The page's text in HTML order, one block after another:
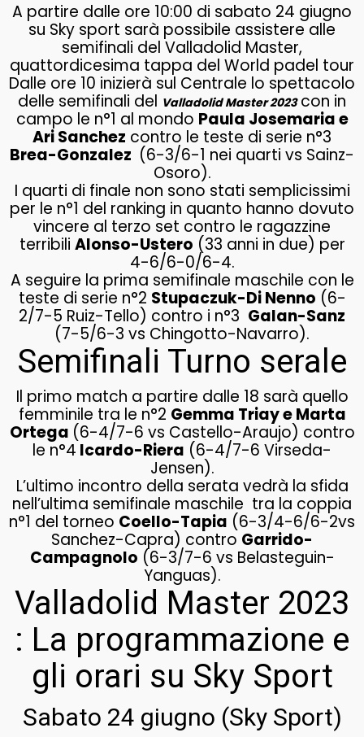
A partire dalle ore 10:00 di sabato 24 giugno
su Sky sport sarà possibile assistere alle
semifinali del Valladolid Master,
quattordicesima tappa del World padel tour
Dalle ore 10 inizierà sul Centrale lo spettacolo
delle semifinali del Valladolid Master 2023con in
campo le n°1 al mondo Paula Josemaria e
Ari Sanchez contro le teste di serie n°3
Brea-Gonzalez (6-3/6-1 nei quarti vs Sainz-
Osoro).
I quarti di finale non sono stati semplicissimi
per le n°1 del ranking in quanto hanno dovuto
vincere al terzo set contro le ragazzine
terribili Alonso-Ustero (33 anni in due) per
4-6/6-0/6-4.
A seguire la prima semifinale maschile con le
teste di serie n°2 Stupaczuk-Di Nenno (6-
2/7-5 Ruiz-Tello) contro i n°3 Galan-Sanz
(7-5/6-3 vs Chingotto-Navarro).
Semifinali Turno serale
Il primo match a partire dalle 18 sarà quello
femminile tra le n°2 Gemma Triay e Marta
Ortega (6-4/7-6 vs Castello-Araujo) contro
le n°4 Icardo-Riera (6-4/7-6 Virseda-
Jensen).
L’ultimo incontro della serata vedrà la sfida
nell’ultima semifinale maschile tra la coppia
n°1 del torneo Coello-Tapia (6-3/4-6/6-2vs
Sanchez-Capra) contro Garrido-
Campagnolo (6-3/7-6 vs Belasteguin-
Yanguas).
Valladolid Master 2023
: La programmazione e
gli orari su Sky Sport
Sabato 24 giugno (Sky Sport)